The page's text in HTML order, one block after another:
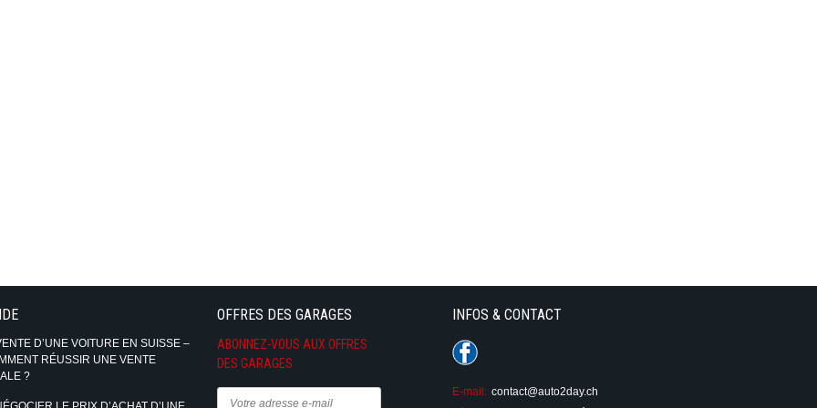
D’UNE VOITURE EN SUISSE –
RÉUSSIR UNE VENTE
?
OFFRES DES GARAGES
ABONNEZ-VOUS AUX OFFRES
DES GARAGES
INFOS & CONTACT
E-mail: contact@auto2day.ch